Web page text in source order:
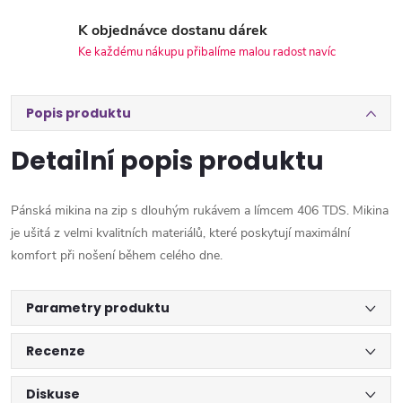
K objednávce dostanu dárek
Ke každému nákupu přibalíme malou radost navíc
Popis produktu
Detailní popis produktu
Pánská mikina na zip s dlouhým rukávem a límcem 406 TDS. Mikina
je ušitá z velmi kvalitních materiálů, které poskytují maximální
komfort při nošení během celého dne.
Parametry produktu
Recenze
Diskuse